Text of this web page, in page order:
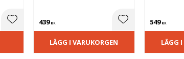
Lägg till i favoriter
439KR Lägg till i
LÄGG I VARUKORGEN
känsla
549KR
LÄGG